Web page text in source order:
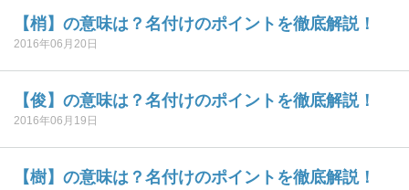
【梢】の意味は？名付けのポイントを徹底解説！
2016年06月20日
【俊】の意味は？名付けのポイントを徹底解説！
2016年06月19日
【樹】の意味は？名付けのポイントを徹底解説！